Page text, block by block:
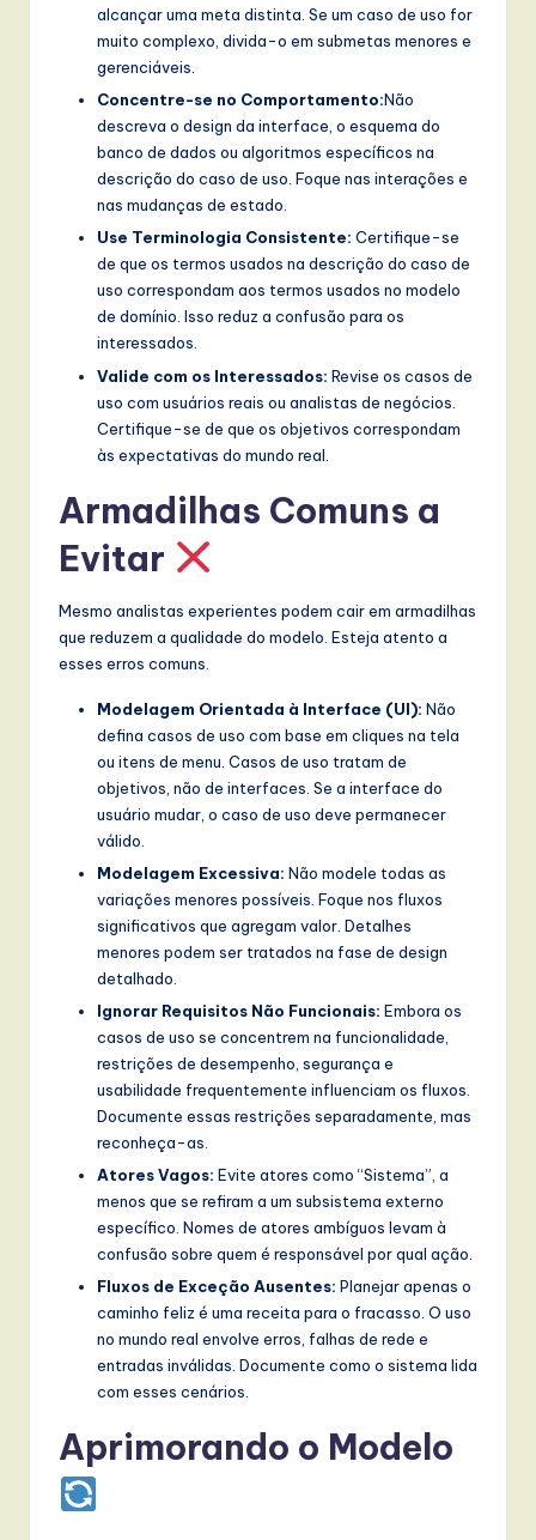
alcançar uma meta distinta. Se um caso de uso for
muito complexo, divida-o em submetas menores e
gerenciáveis.
Concentre-se no Comportamento:Não
descreva o design da interface, o esquema do
banco de dados ou algoritmos específicos na
descrição do caso de uso. Foque nas interações e
nas mudanças de estado.
Use Terminologia Consistente: Certifique-se
de que os termos usados na descrição do caso de
uso correspondam aos termos usados no modelo
de domínio. Isso reduz a confusão para os
interessados.
Valide com os Interessados: Revise os casos de
uso com usuários reais ou analistas de negócios.
Certifique-se de que os objetivos correspondam
às expectativas do mundo real.
Armadilhas Comuns a
Evitar
Mesmo analistas experientes podem cair em armadilhas
que reduzem a qualidade do modelo. Esteja atento a
esses erros comuns.
Modelagem Orientada à Interface (UI): Não
defina casos de uso com base em cliques na tela
ou itens de menu. Casos de uso tratam de
objetivos, não de interfaces. Se a interface do
usuário mudar, o caso de uso deve permanecer
válido.
Modelagem Excessiva: Não modele todas as
variações menores possíveis. Foque nos fluxos
significativos que agregam valor. Detalhes
menores podem ser tratados na fase de design
detalhado.
Ignorar Requisitos Não Funcionais: Embora os
casos de uso se concentrem na funcionalidade,
restrições de desempenho, segurança e
usabilidade frequentemente influenciam os fluxos.
Documente essas restrições separadamente, mas
reconheça-as.
Atores Vagos: Evite atores como “Sistema”, a
menos que se refiram a um subsistema externo
específico. Nomes de atores ambíguos levam à
confusão sobre quem é responsável por qual ação.
Fluxos de Exceção Ausentes: Planejar apenas o
caminho feliz é uma receita para o fracasso. O uso
no mundo real envolve erros, falhas de rede e
entradas inválidas. Documente como o sistema lida
com esses cenários.
Aprimorando o Modelo